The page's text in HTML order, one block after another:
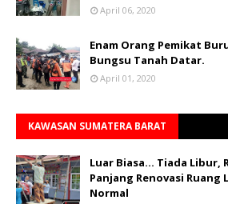
April 06, 2020
Enam Orang Pemikat
Bungsu Tanah Datar.
April 01, 2020
KAWASAN SUMATERA BARAT
Luar Biasa... Tiada Libur,
Panjang Renovasi Ruang
Normal